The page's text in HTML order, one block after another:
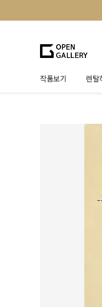
작품보기 렌탈
법인